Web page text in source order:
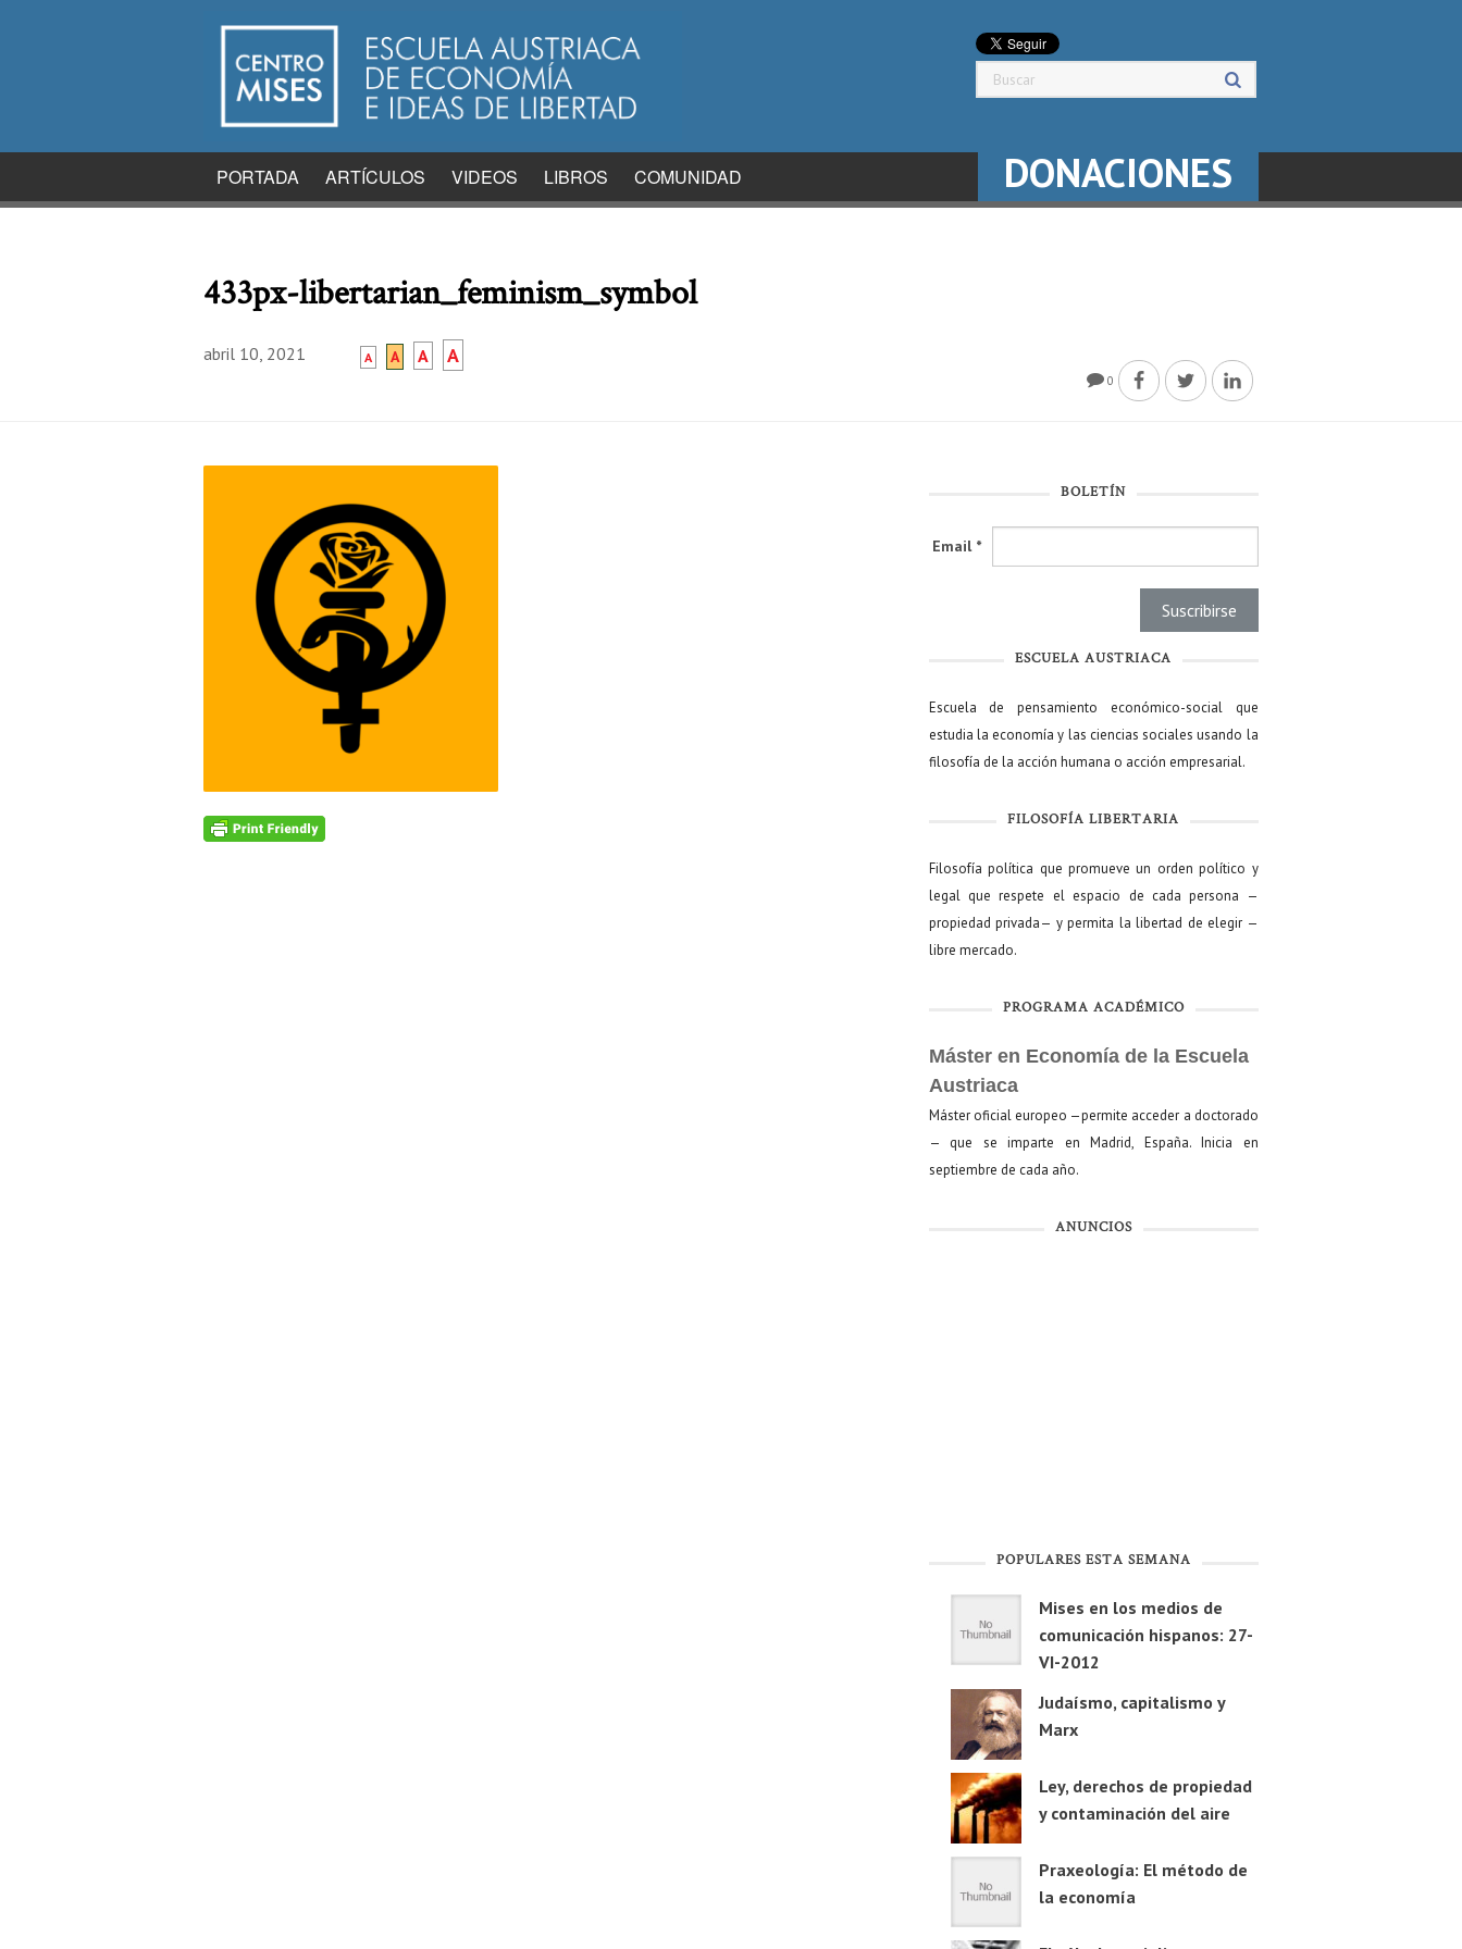
PORTADA ARTÍCULOS VIDEOS LIBROS COMUNIDAD DONACIONES
433px-libertarian_feminism_symbol
abril 10, 2021 A A A A
0
BOLETÍN
Email *
ESCUELA AUSTRIACA
Escuela de pensamiento económico-social que
estudia la economía y las ciencias sociales usando la
filosofía de la acción humana o acción empresarial.
FILOSOFÍA LIBERTARIA
Filosofía política que promueve un orden político y
legal que respete el espacio de cada persona —
propiedad privada— y permita la libertad de elegir —
libre mercado.
PROGRAMA ACADÉMICO
Máster en Economía de la Escuela
Austriaca
Máster oficial europeo —permite acceder a doctorado
— que se imparte en Madrid, España. Inicia en
septiembre de cada año.
ANUNCIOS
POPULARES ESTA SEMANA
Mises en los medios de
comunicación hispanos: 27-
VI-2012
Judaísmo, capitalismo y
Marx
Ley, derechos de propiedad
y contaminación del aire
Praxeología: El método de
la economía